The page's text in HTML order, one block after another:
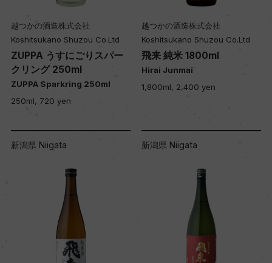
越つかの酒造株式会社
Koshitsukano Shuzou Co.Ltd
ZUPPA うすにごりスパー
クリング 250ml
ZUPPA Sparkring 250ml
250ml, 720 yen
越つかの酒造株式会社
Koshitsukano Shuzou Co.Ltd
飛来 純米 1800ml
Hirai Junmai
1,800ml, 2,400 yen
新潟県 Niigata 新潟県 Niigata